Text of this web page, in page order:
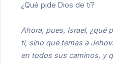
¿Qué pide Dios de tí?
Ahora, pues, Israel, ¿qué
ti, sino que temas a
en todos sus caminos, y